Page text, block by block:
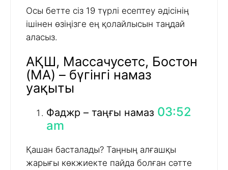
Осы бетте сіз 19 түрлі есептеу әдісінің
ішінен өзіңізге ең қолайлысын таңдай
аласыз.
АҚШ, Массачусетс, Бостон
(MA) – бүгінгі намаз
уақыты
Фаджр – таңғы намаз 03:52
am
Қашан басталады? Таңның алғашқы
жарығы көкжиекте пайда болған сәтте